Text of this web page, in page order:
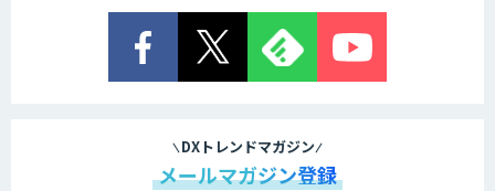
サテライトAI
集DXトレンドマガジン
メールマガジン登録